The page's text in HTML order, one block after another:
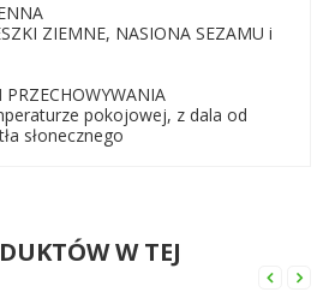
ZIEMNE, NASIONA SEZAMU i
pokojowej, z dala od
słonecznego
W TEJ